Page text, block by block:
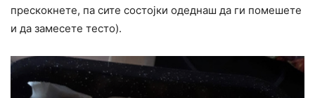
прескокнете, па сите состојки одеднаш да ги помешете
и да замесете тесто).